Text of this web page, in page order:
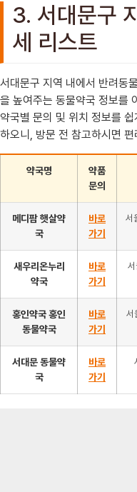
3. 서대문구
세 리스트
서대문구 지역 내에서 반려동
을 높여주는 동물약국 정보를
약국별 문의 및 위치 정보를
하오니, 방문 전 참고하시면 편
약국명
약품
문의
메디팜 햇살약
국
바로
가기
서
새우리온누리
약국
바로
가기
홍인약국 홍인
동물약국
바로
가기
서
서대문 동물약
국
바로
가기